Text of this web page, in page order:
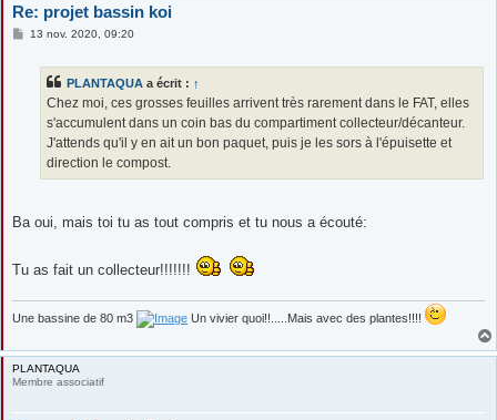
Re: projet bassin koi
M13 nov. 2020, 09:20
PLANTAQUA a écrit : ↑
Chez moi, ces grosses feuilles arrivent très rarement dans le FAT, elles
s'accumulent dans un coin bas du compartiment collecteur/décanteur.
J'attends qu'il y en ait un bon paquet, puis je les sors à l'épuisette et
direction le compost.
Ba oui, mais toi tu as tout compris et tu nous a écouté:
Tu as fait un collecteur!!!!!!!
Une bassine de 80 m3 Un vivier quoi!!.....Mais avec des plantes!!!!
PLANTAQUA
Membre associatif